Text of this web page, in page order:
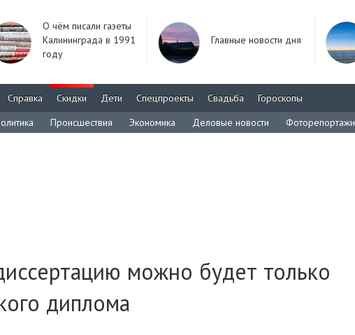
О чём писали газеты
Калининграда в 1991
году
Главные новости дня
Справка Скидки Дети Спецпроекты Свадьба
Гороскопы
Происшествия Экономика Деловые новости Фоторепортажи
можно будет только
диплома